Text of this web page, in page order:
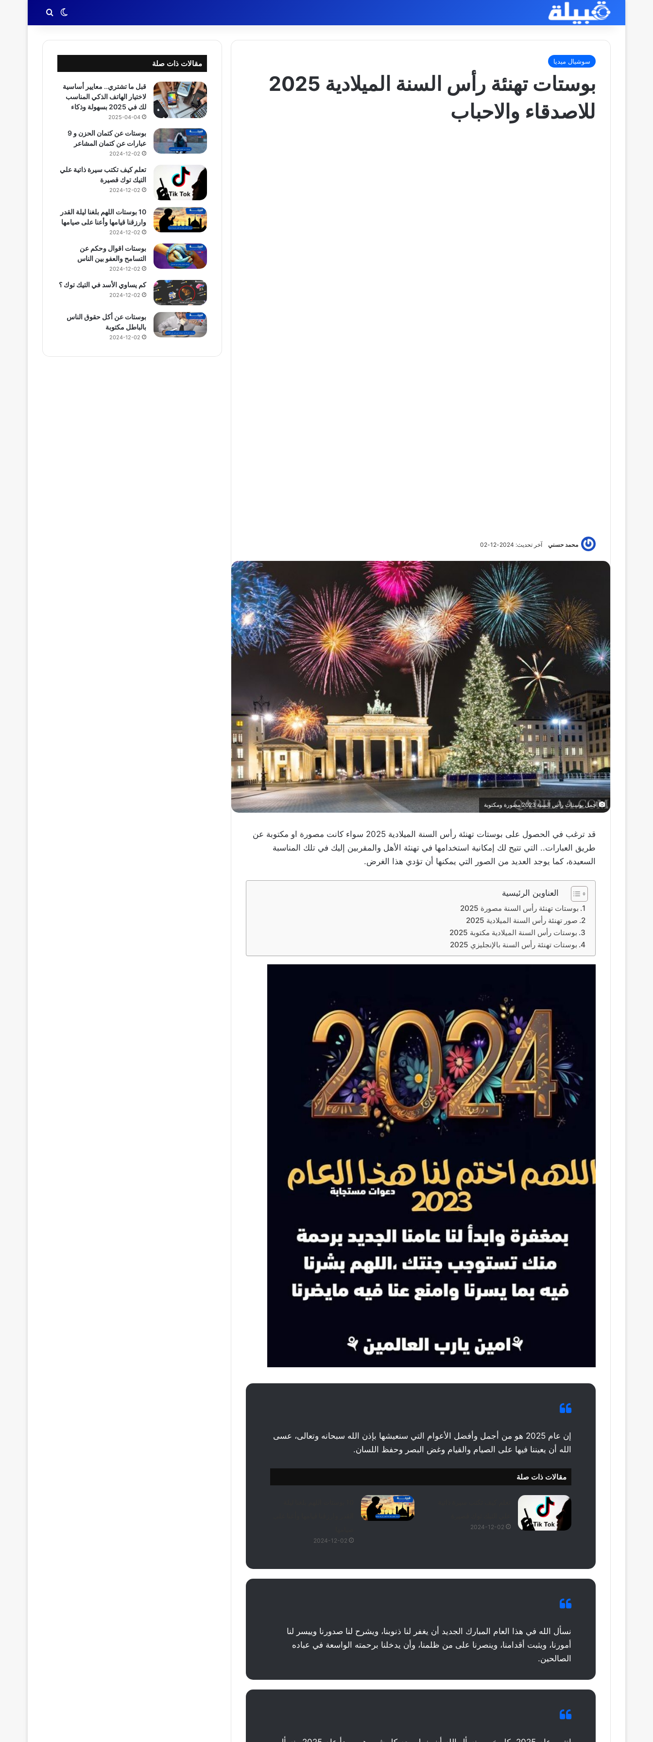
الوضع المظلم
بحث عن
سوشيال ميديا
بوستات تهنئة رأس السنة الميلادية 2025
للاصدقاء والاحباب
محمد حسني آخر تحديث: 2024-12-02
أجمل بوستات رأس السنة 2023 مصورة ومكتوبة
قد ترغب في الحصول على بوستات تهنئة رأس السنة الميلادية 2025 سواء كانت مصورة او مكتوبة عن
طريق العبارات.. التي تتيح لك إمكانية استخدامها في تهنئة الأهل والمقربين إليك في تلك المناسبة
السعيدة، كما يوجد العديد من الصور التي يمكنها أن تؤدي هذا الغرض.
العناوين الرئيسية
بوستات تهنئة رأس السنة مصورة 2025
صور تهنئة رأس السنة الميلادية 2025
بوستات رأس السنة الميلادية مكتوبة 2025
بوستات تهنئة رأس السنة بالإنجليزي 2025
إن عام 2025 هو من أجمل وأفضل الأعوام التي سنعيشها بإذن الله سبحانه وتعالى، عسى
الله أن يعيننا فيها على الصيام والقيام وغض البصر وحفظ اللسان.
مقالات ذات صلة
2024-12-02
2024-12-02
نسأل الله في هذا العام المبارك الجديد أن يغفر لنا ذنوبنا، ويشرح لنا صدورنا وييسر لنا
أمورنا، ويثبت أقدامنا، وينصرنا على من ظلمنا، وأن يدخلنا برحمته الواسعة في عباده
الصالحين.
مقالات ذات صلة
قبل ما تشتري.. معايير أساسية
لاختيار الهاتف الذكي المناسب
لك في 2025 بسهولة وذكاء
2025-04-04
بوستات عن كتمان الحزن و 9
عبارات عن كتمان المشاعر
2024-12-02
تعلم كيف تكتب سيرة ذاتية علي
التيك توك قصيرة
2024-12-02
10 بوستات اللهم بلغنا ليلة القدر
وارزقنا قيامها وأعنا على صيامها
2024-12-02
بوستات اقوال وحكم عن
التسامح والعفو بين الناس
2024-12-02
كم يساوي الأسد في التيك توك ؟
2024-12-02
بوستات عن أكل حقوق الناس
بالباطل مكتوبة
2024-12-02